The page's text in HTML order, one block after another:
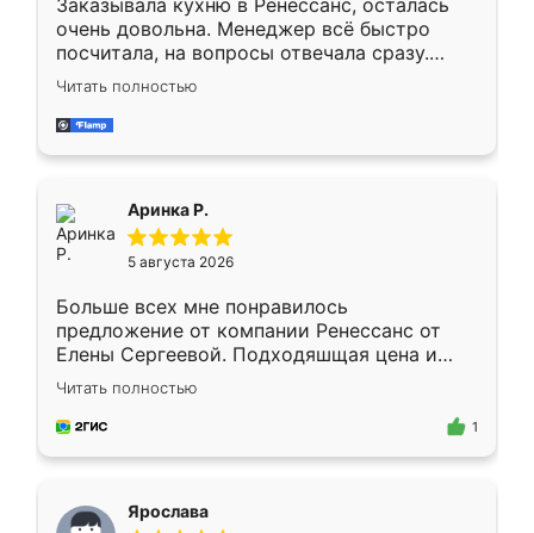
Заказывала кухню в Ренессанс, осталась
очень довольна. Менеджер всё быстро
посчитала, на вопросы отвечала сразу.
Замерщик приехал в субботу, подошёл к
делу со всей ответственностью. Собрали
за день, ребята работали аккуратно, даже
Читать полностью
Аринка Р.
5 августа 2026
Больше всех мне понравилось
предложение от компании Ренессанс от
Елены Сергеевой. Подходяшщая цена и
короткие сроки изготовления. Приехавший
для замера сотрудник Владислав
предложил по моему эскизу самый
Читать полностью
1
Ярослава